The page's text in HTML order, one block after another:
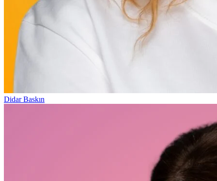
Didar Baskın